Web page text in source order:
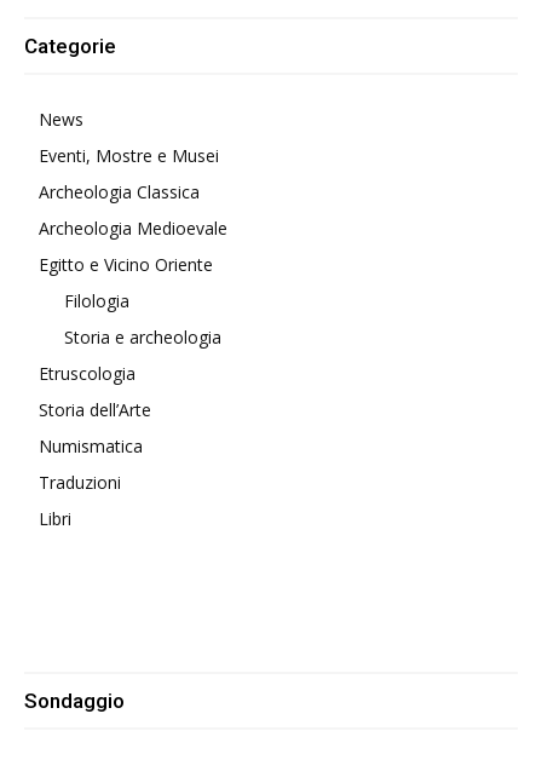
Categorie
News
Eventi, Mostre e Musei
Archeologia Classica
Archeologia Medioevale
Egitto e Vicino Oriente
Filologia
Storia e archeologia
Etruscologia
Storia dell’Arte
Numismatica
Traduzioni
Libri
Sondaggio